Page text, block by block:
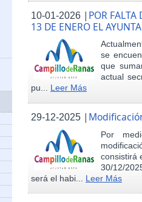
10-01-2026 | POR FALTA
13 DE ENERO EL
se
que
actual
pu... Leer Más
29-12-2025 |
Por
consistirá
30/12/
será el habi... Leer Más